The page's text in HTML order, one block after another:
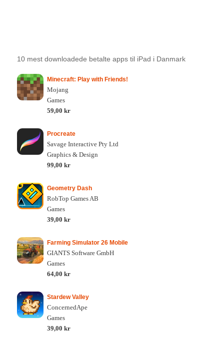
10 mest downloadede betalte apps til iPad i Danmark
Minecraft: Play with Friends!
Mojang
Games
59,00 kr
Procreate
Savage Interactive Pty Ltd
Graphics & Design
99,00 kr
Geometry Dash
RobTop Games AB
Games
39,00 kr
Farming Simulator 26 Mobile
GIANTS Software GmbH
Games
64,00 kr
Stardew Valley
ConcernedApe
Games
39,00 kr